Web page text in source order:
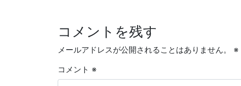
コメントを残す
メールアドレスが公開されることはありません。 ※
コメント ※